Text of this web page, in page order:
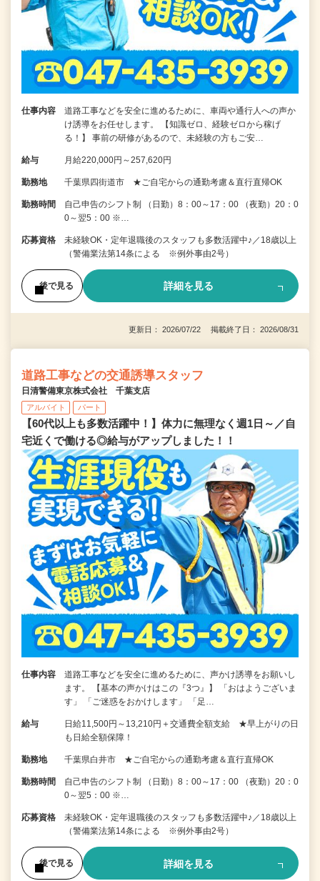
仕事内容
道路工事などを安全に進めるために、車両や通行人への声か
け誘導をお任せします。 【知識ゼロ、経験ゼロから稼げ
る！】 事前の研修があるので、未経験の方もご安…
給与 月給220,000円～257,620円
勤務地 千葉県四街道市 ★ご自宅からの通勤考慮＆直行直帰OK
勤務時間
自己申告のシフト制 （日勤）8：00～17：00 （夜勤）20：0
0～翌5：00 ※…
応募資格
未経験OK・定年退職後のスタッフも多数活躍中♪／18歳以上
（警備業法第14条による ※例外事由2号）
後で見る 詳細を見る
更新日： 2026/07/22 掲載終了日： 2026/08/31
道路工事などの交通誘導スタッフ
日清警備東京株式会社 千葉支店
アルバイト パート
【60代以上も多数活躍中！】体力に無理なく週1日～／自
宅近くで働ける◎給与がアップしました！！
仕事内容
道路工事などを安全に進めるために、声かけ誘導をお願いし
ます。 【基本の声かけはこの『3つ』】 「おはようございま
す」 「ご迷惑をおかけします」 「足…
給与
日給11,500円～13,210円＋交通費全額支給 ★早上がりの日
も日給全額保障！
勤務地 千葉県白井市 ★ご自宅からの通勤考慮＆直行直帰OK
勤務時間
自己申告のシフト制 （日勤）8：00～17：00 （夜勤）20：0
0～翌5：00 ※…
応募資格
未経験OK・定年退職後のスタッフも多数活躍中♪／18歳以上
（警備業法第14条による ※例外事由2号）
後で見る 詳細を見る